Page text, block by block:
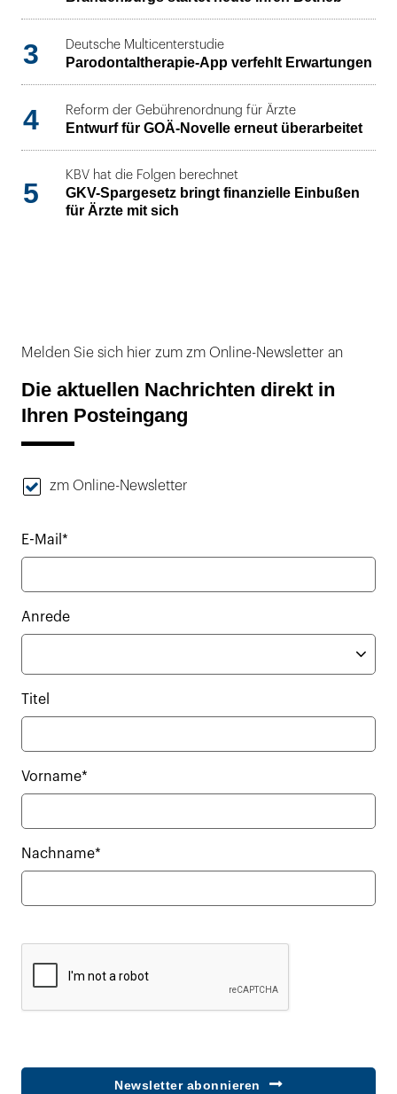
3 Deutsche Multicenterstudie
Parodontaltherapie-App verfehlt Erwartungen
4 Reform der Gebührenordnung für Ärzte
Entwurf für GOÄ-Novelle erneut überarbeitet
5
KBV hat die Folgen berechnet
GKV-Spargesetz bringt finanzielle Einbußen
für Ärzte mit sich
Melden Sie sich hier zum zm Online-Newsletter an
Die aktuellen Nachrichten direkt in
Ihren Posteingang
zm Online-Newsletter
E-Mail*
Anrede
Titel
Vorname*
Nachname*
Newsletter abonnieren